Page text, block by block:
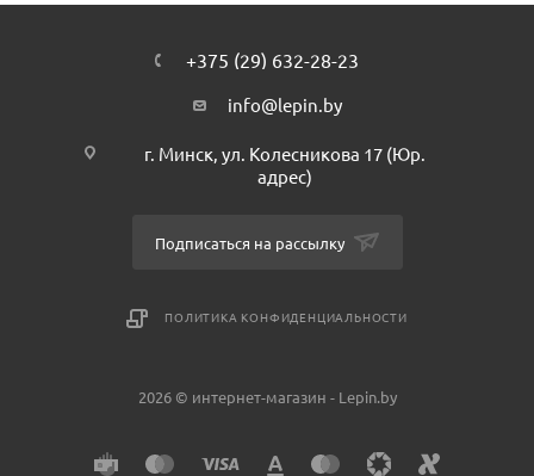
+375 (29) 632-28-23
info@lepin.by
г. Минск, ул. Колесникова 17 (Юр.
адрес)
Подписаться на рассылку
ПОЛИТИКА КОНФИДЕНЦИАЛЬНОСТИ
2026 © интернет-магазин - Lepin.by